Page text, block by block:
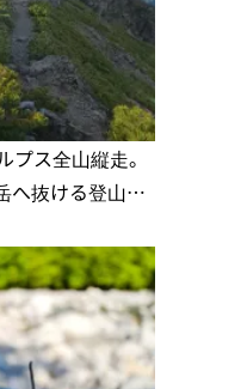
ス全山縦走。
へ抜ける登山の